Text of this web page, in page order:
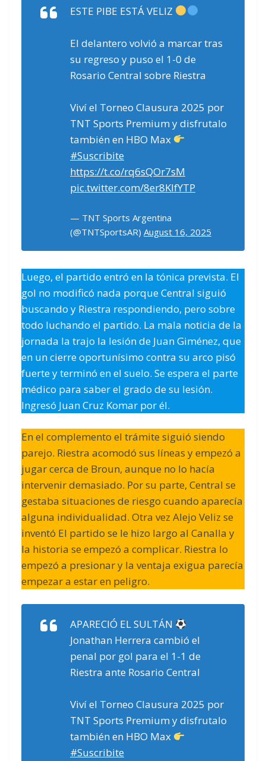
ESTE PIBE ESTÁ VELIZ
El delantero volvió a marcar tras
su regreso y puso el 1-0 de
Rosario Central sobre Riestra
Viví el Torneo Clausura 2025 por
TNT Sports Premium y disfrutalo
también en HBO Max
#Suscribite
https://t.co/rq6sQOr7sM
pic.twitter.com/8er8KIfYTP
— TNT Sports Argentina
(@TNTSportsAR) August 16, 2025
Luego, el partido entró en la tónica prevista. El
gol no modificó nada porque Central siguió
buscando y Riestra respondiendo, pero sobre
todo luchando el partido. La mala noticia de la
jornada la trajo la lesión de Juan Giménez, que
en un cierre oportunísimo contra su arco pisó
fuerte y terminó en el suelo. Se espera el parte
médico para saber el grado de su lesión.
Ingresó Juan Cruz Komar por él.
En el complemento el trámite siguió siendo
parejo. Riestra acomodó sus líneas y empezó a
jugar cerca de Broun, aunque no lo hacía
intervenir demasiado. Por su parte, Central se
gestaba situaciones de riesgo cuando aparecía
alguna individualidad. Otra vez Alejo Veliz se
inventó El partido se le hizo largo al Canalla y
la historia se empezó a complicar. Riestra lo
empezó a presionar y la ventaja exigua parecía
empezar a estar en peligro.
APARECIÓ EL SULTÁN
Jonathan Herrera cambió el
penal por gol para el 1-1 de
Riestra ante Rosario Central
Viví el Torneo Clausura 2025 por
TNT Sports Premium y disfrutalo
también en HBO Max
#Suscribite